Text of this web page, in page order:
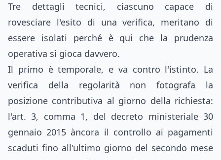
Tre dettagli tecnici, ciascuno capace di
rovesciare l'esito di una verifica, meritano di
essere isolati perché è qui che la prudenza
operativa si gioca davvero.
Il primo è temporale, e va contro l'istinto. La
verifica della regolarità non fotografa la
posizione contributiva al giorno della richiesta:
l'art. 3, comma 1, del decreto ministeriale 30
gennaio 2015 àncora il controllo ai pagamenti
scaduti fino all'ultimo giorno del secondo mese